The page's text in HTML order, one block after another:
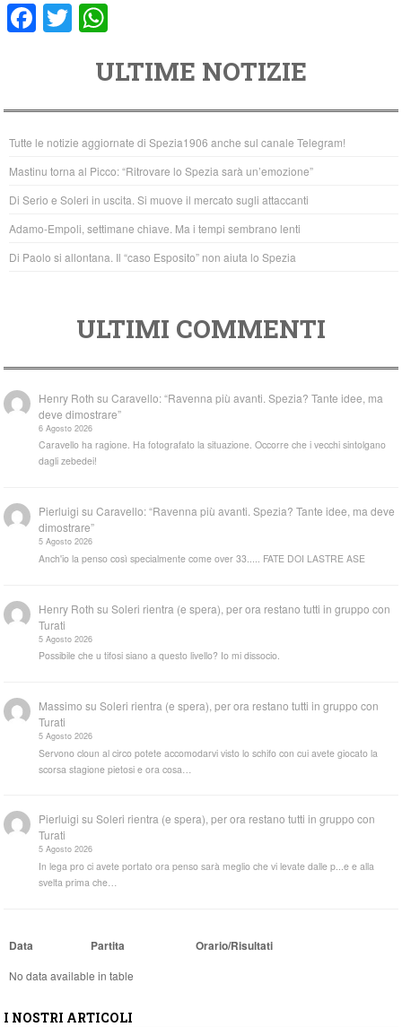
F
e
b
o
o
k
T
er
at
s
A
p
p
ULTIME NOTIZIE
Tutte le notizie aggiornate di Spezia1906 anche sul canale Telegram!
Mastinu torna al Picco: “Ritrovare lo Spezia sarà un’emozione”
Di Serio e Soleri in uscita. Si muove il mercato sugli attaccanti
Adamo-Empoli, settimane chiave. Ma i tempi sembrano lenti
Di Paolo si allontana. Il “caso Esposito” non aiuta lo Spezia
ULTIMI COMMENTI
Henry Roth suCaravello: “Ravenna più avanti. Spezia? Tante idee, ma
deve dimostrare”
6 Agosto 2026
Caravello ha ragione. Ha fotografato la situazione. Occorre che i vecchi sintolgano
dagli zebedei!
Pierluigi suCaravello: “Ravenna più avanti. Spezia? Tante idee, ma deve
dimostrare”
5 Agosto 2026
Anch'io la penso così specialmente come over 33..... FATE DOI LASTRE ASE
Henry Roth suSoleri rientra (e spera), per ora restano tutti in gruppo con
Turati
5 Agosto 2026
Possibile che u tifosi siano a questo livello? Io mi dissocio.
Massimo suSoleri rientra (e spera), per ora restano tutti in gruppo con
Turati
5 Agosto 2026
Servono cloun al circo potete accomodarvi visto lo schifo con cui avete giocato la
scorsa stagione pietosi e ora cosa…
Pierluigi suSoleri rientra (e spera), per ora restano tutti in gruppo con
Turati
5 Agosto 2026
In lega pro ci avete portato ora penso sarà meglio che vi levate dalle p...e e alla
svelta prima che…
Data Partita Orario/Risultati
No data available in table
I NOSTRI ARTICOLI